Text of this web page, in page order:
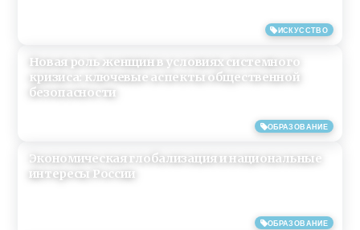
ИСКУССТВО
ОБРАЗОВАНИЕ
Новая роль женщин в условиях системного
кризиса: ключевые аспекты общественной
безопасности
ОБРАЗОВАНИЕ
Экономическая глобализация и национальные
интересы России